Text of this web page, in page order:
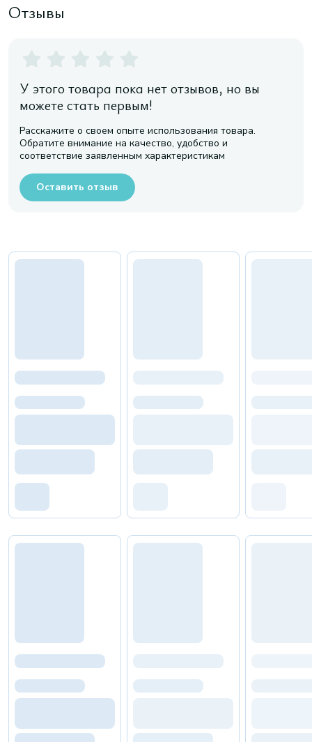
Отзывы
У этого товара пока нет отзывов, но вы
можете стать первым!
Расскажите о своем опыте использования товара.
Обратите внимание на качество, удобство и
соответствие заявленным характеристикам
Оставить отзыв